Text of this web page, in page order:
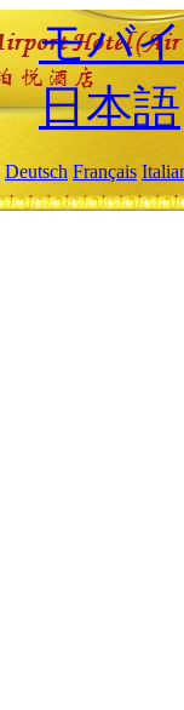
モバ
日本語
Deutsch Français